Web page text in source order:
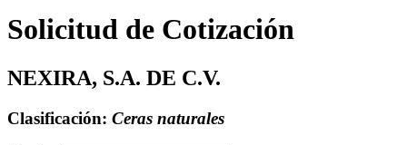
Solicitud de Cotización
NEXIRA, S.A. DE C.V.
Clasificación: Ceras naturales